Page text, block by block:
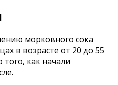
морковного сока
в возрасте от 20 до 55
как начали